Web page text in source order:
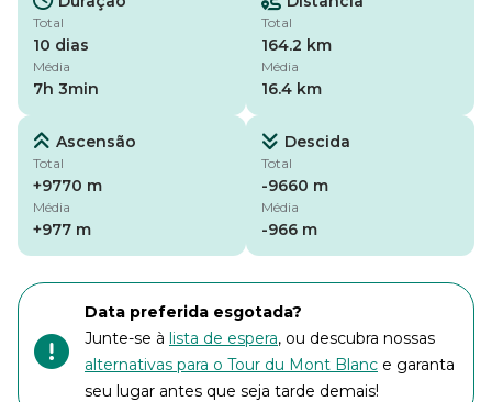
Total
10 dias
Média
7h 3min
Total
164.2 km
Média
16.4 km
Ascensão
Total
+9770 m
Média
+977 m
Descida
Total
-9660 m
Média
-966 m
Data preferida esgotada?
Junte-se à lista de espera, ou descubra nossas
alternativas para o Tour du Mont Blanc e garanta
seu lugar antes que seja tarde demais!